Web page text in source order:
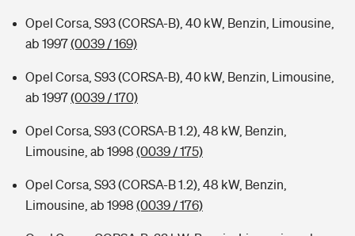
Opel Corsa, S93 (CORSA-B), 40 kW, Benzin, Limousine,
ab 1997(0039 / 169)
Opel Corsa, S93 (CORSA-B), 40 kW, Benzin, Limousine,
ab 1997(0039 / 170)
Opel Corsa, S93 (CORSA-B 1.2), 48 kW, Benzin,
Limousine, ab 1998 (0039 / 175)
Opel Corsa, S93 (CORSA-B 1.2), 48 kW, Benzin,
Limousine, ab 1998 (0039 / 176)